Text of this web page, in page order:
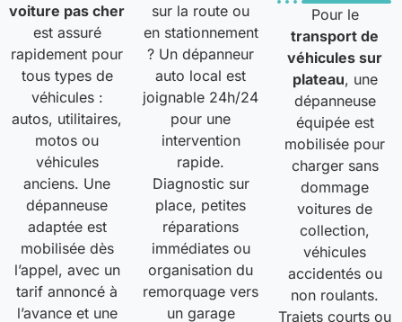
voiture pas cher
est assuré
rapidement pour
tous types de
véhicules :
autos, utilitaires,
motos ou
véhicules
anciens. Une
dépanneuse
adaptée est
mobilisée dès
l’appel, avec un
tarif annoncé à
l’avance et une
sur la route ou
en stationnement
? Un dépanneur
auto local est
joignable 24h/24
pour une
intervention
rapide.
Diagnostic sur
place, petites
réparations
immédiates ou
organisation du
remorquage vers
un garage
Pour le
transport de
véhicules sur
plateau, une
dépanneuse
équipée est
mobilisée pour
charger sans
dommage
voitures de
collection,
véhicules
accidentés ou
non roulants.
Trajets courts ou